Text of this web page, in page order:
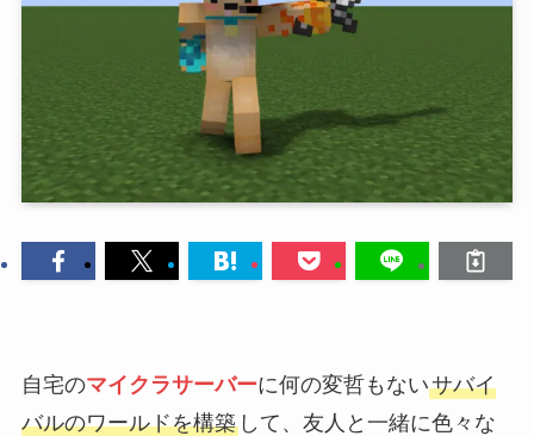
自宅のマイクラサーバーに何の変哲もないサバイ
バルのワールドを構築して、友人と一緒に色々な